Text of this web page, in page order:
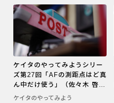
ケイタのやってみようシリー
ズ第27回「AFの測距点はど真
ん中だけ使う」（佐々木 啓
太）
ケイタのやってみよう